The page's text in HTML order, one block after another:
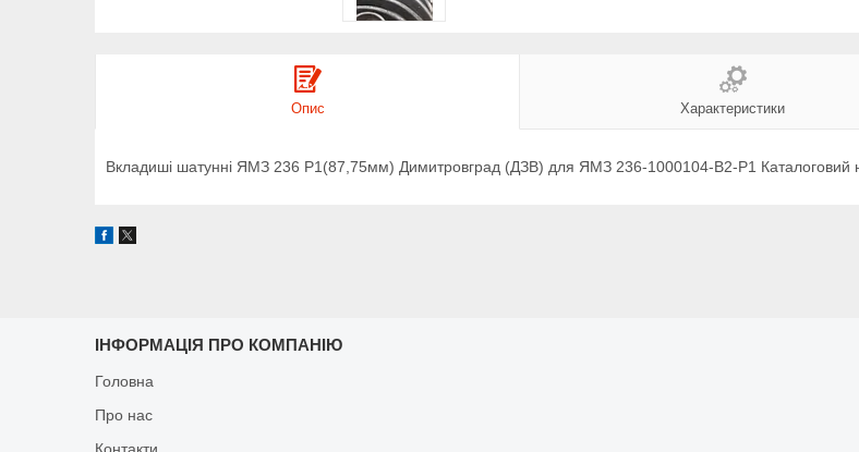
Опис Характеристики
Вкладиші шатунні ЯМЗ 236 Р1(87,75мм) Димитровград (ДЗВ) для ЯМЗ 236-1000104-В2-Р1 Каталоговий
ІНФОРМАЦІЯ ПРО КОМПАНІЮ
Головна
Про нас